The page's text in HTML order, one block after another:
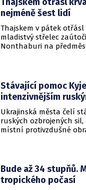
nejméně šest lidí
Thajskem v pátek
mladistvý střelec
Nonthaburi na
Stávající pomoc
intenzivnějším
Ukrajinská města čelí
ruských ozbrojených
místní protivzdušné
obyvatelstvu dává jen
Bude až 34 stupňů.
tropického počasí